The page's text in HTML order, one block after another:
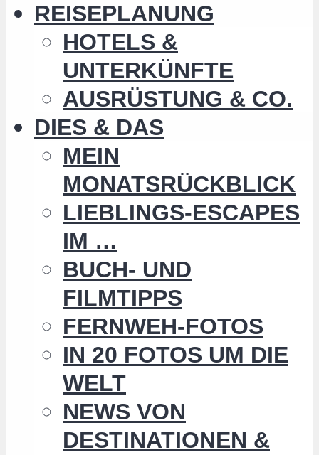
REISEPLANUNG
HOTELS &
UNTERKÜNFTE
AUSRÜSTUNG & CO.
DIES & DAS
MEIN
MONATSRÜCKBLICK
LIEBLINGS-ESCAPES
IM …
BUCH- UND
FILMTIPPS
FERNWEH-FOTOS
IN 20 FOTOS UM DIE
WELT
NEWS VON
DESTINATIONEN &